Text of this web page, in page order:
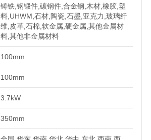
铸铁,钢锻件,碳钢件,合金钢,木材,橡胶,塑
料,UHWM,石材,陶瓷,石墨,亚克力,玻璃纤
维,皮革,石棉,软金属,硬金属,其他金属材
料,其他非金属材料
100mm
100mm
3.7kW
350mm